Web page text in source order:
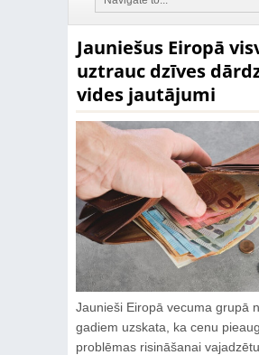
Jauniešus Eiropā
uztrauc dzīves
vides jautājumi
Jaunieši Eiropā vecuma grupā
gadiem uzskata, ka cenu
problēmas risināšanai